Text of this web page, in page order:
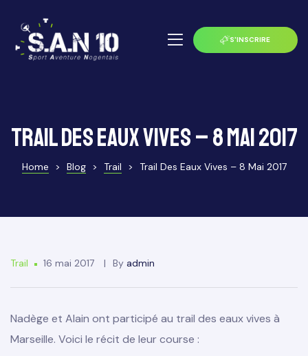
S'INSCRIRE
Trail des eaux vives – 8 Mai 2017
Home > Blog > Trail > Trail Des Eaux Vives – 8 Mai 2017
Trail 16 mai 2017 By admin
Nadège et Alain ont participé au trail des eaux vives à
Marseille. Voici le récit de leur course :